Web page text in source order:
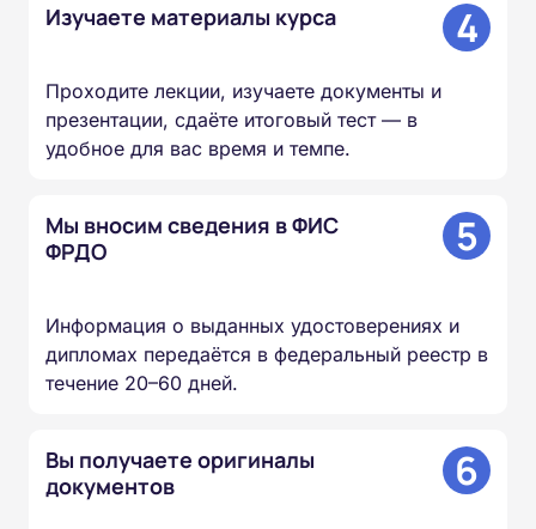
Изучаете материалы курса 4
Проходите лекции, изучаете документы и
презентации, сдаёте итоговый тест — в
удобное для вас время и темпе.
Мы вносим сведения в ФИС
ФРДО
5
Информация о выданных удостоверениях и
дипломах передаётся в федеральный реестр в
течение 20–60 дней.
Вы получаете оригиналы
документов
6